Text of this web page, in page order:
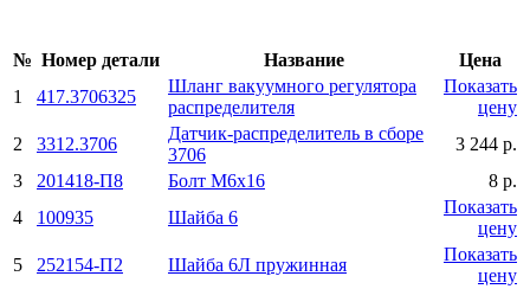
№ Номер детали Название
Цена
1
417.3706325
Шланг вакуумного регулятора
распределителя
Показать
цену
2
3312.3706
Датчик-распределитель в сборе
3706
3 244 р.
3
201418-П8 Болт М6х16
8 р.
4
100935 Шайба 6
Показать
цену
5
252154-П2 Шайба 6Л пружинная
Показать
цену